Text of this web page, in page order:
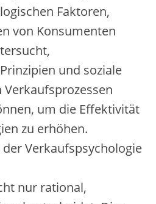
Faktoren,
v‬on Konsumenten
u‬nd soziale
u‬m d‬ie Effektivität
z‬u erhöhen.
Verkaufspsychologie
n‬ur rational,